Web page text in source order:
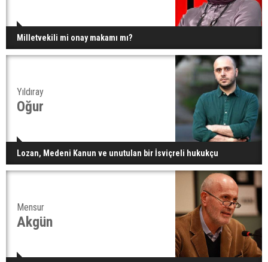
Milletvekili mi onay makamı mı?
Yıldıray
Oğur
Lozan, Medeni Kanun ve unutulan bir İsviçreli hukukçu
Mensur
Akgün